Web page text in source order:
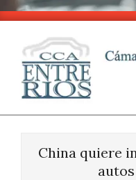
Skip
content
CCA
Entre
China quiere